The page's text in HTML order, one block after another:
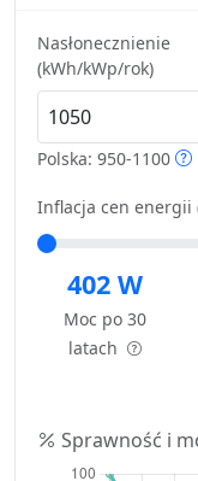
Nasłonecznienie
(kWh/kWp/rok)
Polska: 950-1100
Inflacja cen energii
402 W
Moc po 30
latach
Sprawność i